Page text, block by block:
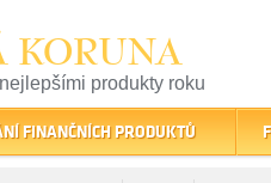
KORUNA
produkty roku
kvality na finančním trhu
FINANČNÍCH PRODUKTŮ